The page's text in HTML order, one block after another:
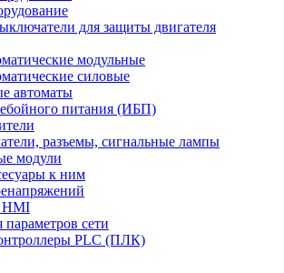
для защиты двигателя
модульные
силовые
автоматы
питания (ИБП)
разъемы, сигнальные лампы
модули
к ним
HMI
сети
PLC (ПЛК)